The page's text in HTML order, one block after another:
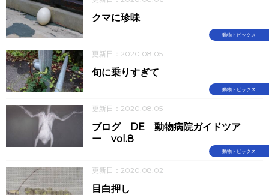
動物トピックス
クマに珍味
更新日：2020.08.05
動物トピックス
旬に乗りすぎて
更新日：2020.08.05
動物トピックス
ブログ DE 動物病院ガイドツア
ー vol.8
更新日：2020.08.02
目白押し